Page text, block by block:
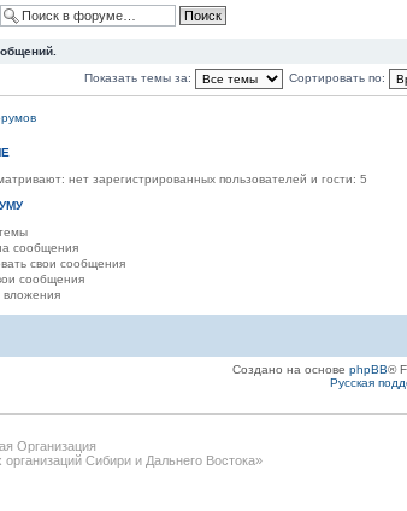
Показать темы за: Сортировать по:
нет зарегистрированных пользователей и гости: 5
сообщения
свои сообщения
сообщения
вложения
Создано на основе phpBB®
Русская
Организация
организаций Сибири и Дальнего Востока»